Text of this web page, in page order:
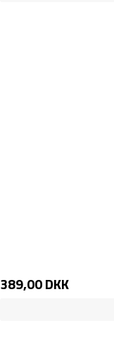
389,00 DKK